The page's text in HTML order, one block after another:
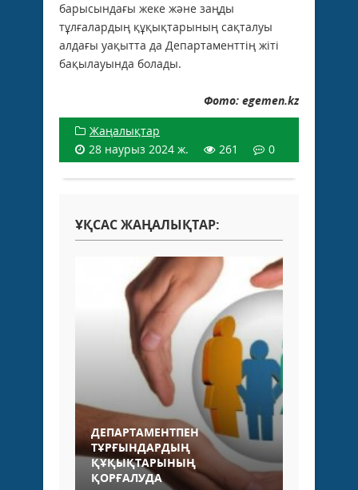
барысындағы жеке және заңды
тұлғалардың құқықтарының сақталуы
алдағы уақытта да Департаменттің жіті
бақылауында болады.
Фото: egemen.kz
Жаңалықтар
28 наурыз 2024 ж.
261 0
ҰҚСАС ЖАҢАЛЫҚТАР:
ДЕПАРТАМЕНТПЕН
ТҰРҒЫНДАРДЫҢ
ҚҰҚЫҚТАРЫНЫҢ
ҚОРҒАЛУДА